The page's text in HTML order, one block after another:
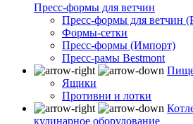
Пресс-формы для ветчин
Пресс-формы для ветчин
Формы-сетки
Пресс-формы (Импорт)
Пресс-рамы Bestmont
Ящики
Противни и лотки
кулинарное оборудование